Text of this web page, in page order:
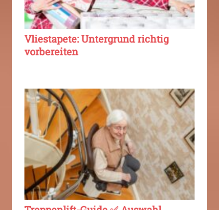
Vliestapete: Untergrund richtig
vorbereiten